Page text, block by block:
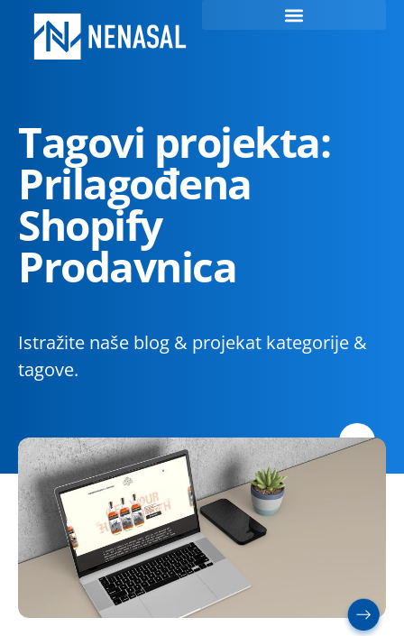
Tagovi projekta:
Prilagođena
Shopify
Prodavnica
Istražite naše blog & projekat kategorije &
tagove.